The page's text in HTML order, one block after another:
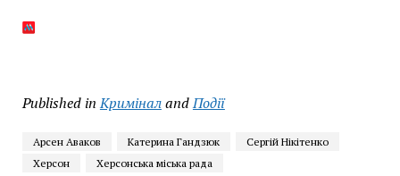
Published in КриміналandПодії
Арсен Аваков Катерина Гандзюк
Сергій Нікітенко
Херсон
Херсонська міська рада